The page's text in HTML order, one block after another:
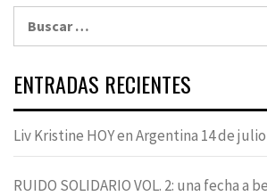
ENTRADAS RECIENTES
Liv Kristine HOY en Argentina 14 de julio
RUIDO SOLIDARIO VOL. 2: una fecha a